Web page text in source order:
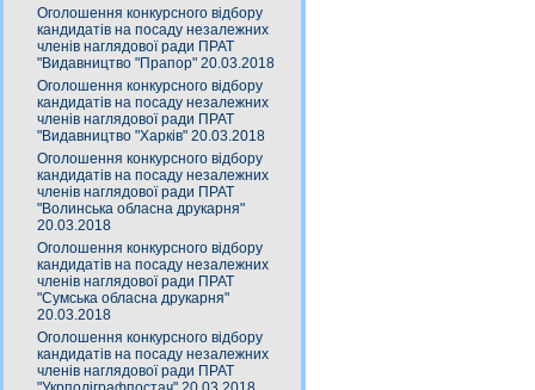
Оголошення конкурсного відбору
кандидатів на посаду незалежних
членів наглядової ради ПРАТ
"Видавництво "Прапор" 20.03.2018
Оголошення конкурсного відбору
кандидатів на посаду незалежних
членів наглядової ради ПРАТ
"Видавництво "Харків" 20.03.2018
Оголошення конкурсного відбору
кандидатів на посаду незалежних
членів наглядової ради ПРАТ
"Волинська обласна друкарня"
20.03.2018
Оголошення конкурсного відбору
кандидатів на посаду незалежних
членів наглядової ради ПРАТ
"Сумська обласна друкарня"
20.03.2018
Оголошення конкурсного відбору
кандидатів на посаду незалежних
членів наглядової ради ПРАТ